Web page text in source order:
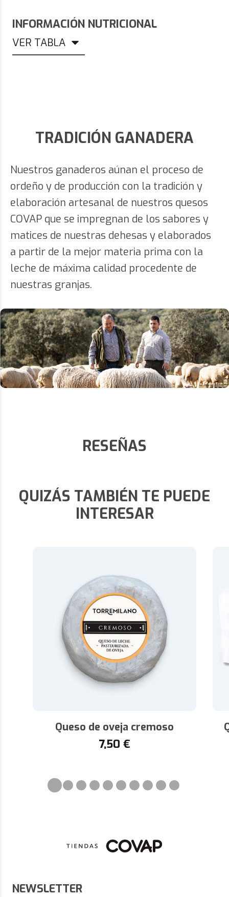
INFORMACIÓN NUTRICIONAL
VER TABLA
TRADICIÓN GANADERA
Nuestros ganaderos aúnan el proceso de
ordeño y de producción con la tradición y
elaboración artesanal de nuestros quesos
COVAP que se impregnan de los sabores y
matices de nuestras dehesas y elaborados
a partir de la mejor materia prima con la
leche de máxima calidad procedente de
nuestras granjas.
RESEÑAS
QUIZÁS TAMBIÉN TE PUEDE
INTERESAR
Queso de oveja cremoso
7,50 €
NEWSLETTER